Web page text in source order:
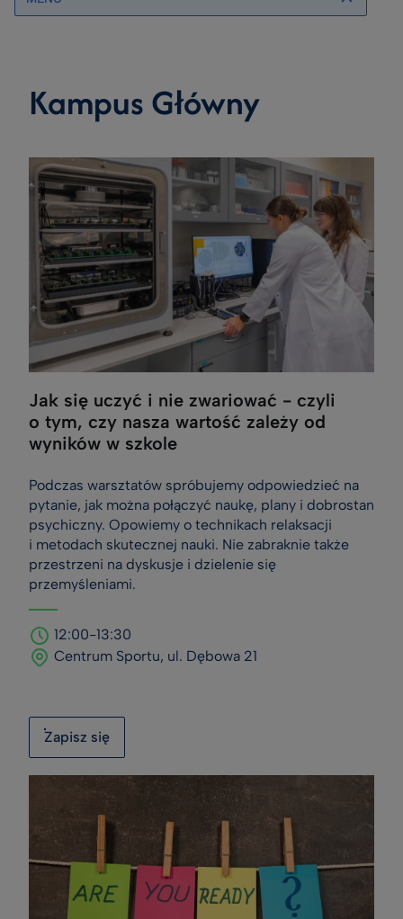
Kampus Główny
Jak się uczyć i nie zwariować - czyli
o tym, czy nasza wartość zależy od
wyników w szkole
Podczas warsztatów spróbujemy odpowiedzieć na
pytanie, jak można połączyć naukę, plany i dobrostan
psychiczny. Opowiemy o technikach relaksacji
i metodach skutecznej nauki. Nie zabraknie także
przestrzeni na dyskusje i dzielenie się
przemyśleniami.
12:00-13:30
Centrum Sportu, ul. Dębowa 21
Zapisz się